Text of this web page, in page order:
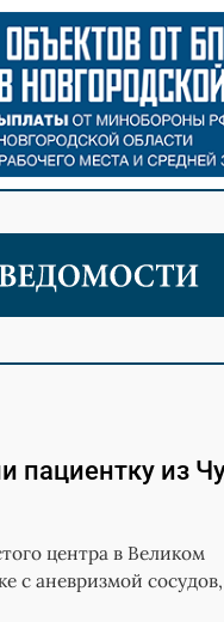
пациентку из
центра в Великом
с аневризмой сосудов,